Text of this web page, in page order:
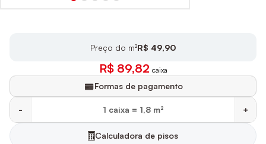
R$ 89,82 caixa
Preço do m²R$ 49,90
Formas de pagamento
- +
Calculadora de pisos